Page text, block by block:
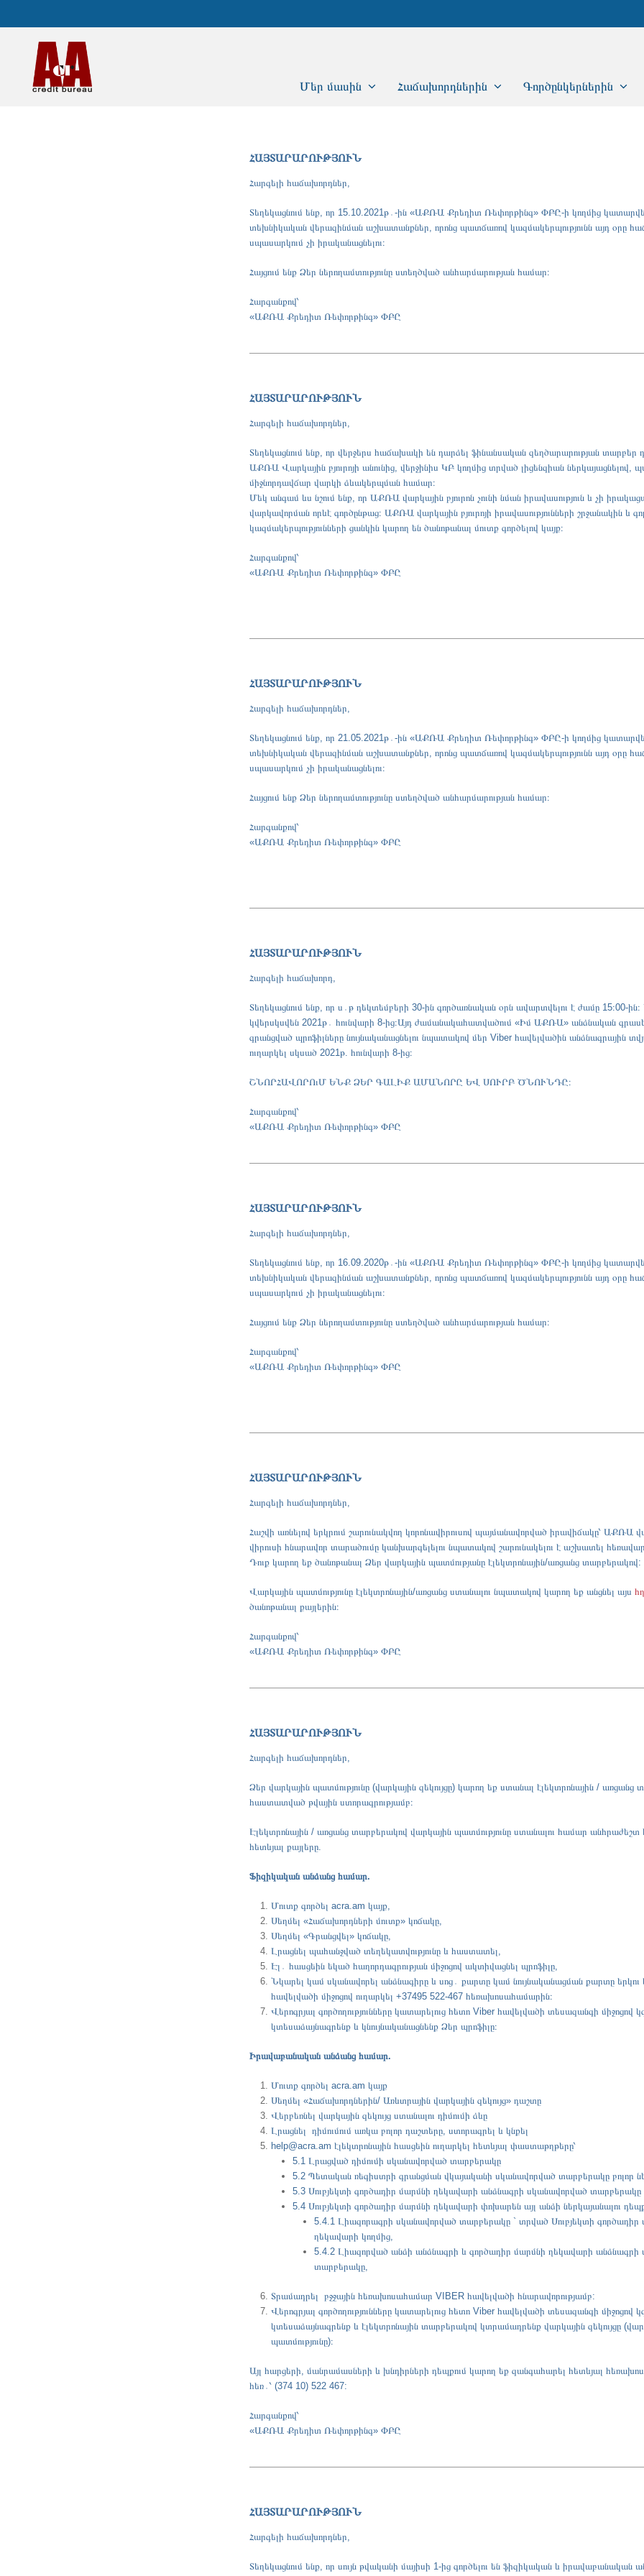
Մեր մասին Հաճախորդներին Գործընկերներին
ՀԱՅՏԱՐԱՐՈՒԹՅՈՒՆ
Հարգելի հաճախորդներ,
Տեղեկացնում ենք, որ 15.10.2021թ․-ին «ԱՔՌԱ Քրեդիտ Ռեփորթինգ» ՓԲԸ-ի կողմից
տեխնիկական վերազինման աշխատանքներ, որոնց պատճառով կազմակերպությունն այդ օրը
սպասարկում չի իրականացնելու։
Հայցում ենք Ձեր ներողամտությունը ստեղծված անհարմարության համար։
Հարգանքով՝
«ԱՔՌԱ Քրեդիտ Ռեփորթինգ» ՓԲԸ
ՀԱՅՏԱՐԱՐՈՒԹՅՈՒՆ
Հարգելի հաճախորդներ,
Տեղեկացնում ենք, որ վերջերս հաճախակի են դարձել ֆինանսական զեղծարարության տարբեր
ԱՔՌԱ Վարկային բյուրոյի անունից, վերջինիս ԿԲ կողմից տրված լիցենզիան ներկայացնելով,
միջնորդավճար վարկի ձևակերպման համար։
Մեկ անգամ ևս նշում ենք, որ ԱՔՌԱ վարկային բյուրոն չունի նման իրավասություն և չի
վարկավորման որևէ գործընթաց։ ԱՔՌԱ վարկային բյուրոյի իրավասությունների շրջանակին և
կազմակերպությունների ցանկին կարող են ծանոթանալ մուտք գործելովկայք։
Հարգանքով՝
«ԱՔՌԱ Քրեդիտ Ռեփորթինգ» ՓԲԸ
ՀԱՅՏԱՐԱՐՈՒԹՅՈՒՆ
Հարգելի հաճախորդներ,
Տեղեկացնում ենք, որ 21.05.2021թ․-ին «ԱՔՌԱ Քրեդիտ Ռեփորթինգ» ՓԲԸ-ի կողմից
տեխնիկական վերազինման աշխատանքներ, որոնց պատճառով կազմակերպությունն այդ օրը
սպասարկում չի իրականացնելու։
Հայցում ենք Ձեր ներողամտությունը ստեղծված անհարմարության համար։
Հարգանքով՝
«ԱՔՌԱ Քրեդիտ Ռեփորթինգ» ՓԲԸ
ՀԱՅՏԱՐԱՐՈՒԹՅՈՒՆ
Հարգելի հաճախորդ,
Տեղեկացնում ենք, որ ս․թ դեկտեմբերի 30-ին գործառնական օրն ավարտվելու է ժամը 15։00-
կվերսկսվեն 2021թ․ հունվարի 8-ից։Այդ ժամանակահատվածում «Իմ ԱՔՌԱ» անձնական
գրանցված պրոֆիլները նույնականացնելու նպատակով մեր Viber հավելվածին անձնագրային
ուղարկել սկսած 2021թ. հունվարի 8-ից։
ՇՆՈՐՀԱՎՈՐՈւՄ ԵՆՔ ՁԵՐ ԳԱԼԻՔ ԱՄԱՆՈՐԸ ԵՎ ՍՈՒՐԲ ԾՆՈՒՆԴԸ։
Հարգանքով՝
«ԱՔՌԱ Քրեդիտ Ռեփորթինգ» ՓԲԸ
ՀԱՅՏԱՐԱՐՈՒԹՅՈՒՆ
Հարգելի հաճախորդներ,
Տեղեկացնում ենք, որ 16.09.2020թ․-ին «ԱՔՌԱ Քրեդիտ Ռեփորթինգ» ՓԲԸ-ի կողմից
տեխնիկական վերազինման աշխատանքներ, որոնց պատճառով կազմակերպությունն այդ օրը
սպասարկում չի իրականացնելու։
Հայցում ենք Ձեր ներողամտությունը ստեղծված անհարմարության համար։
Հարգանքով՝
«ԱՔՌԱ Քրեդիտ Ռեփորթինգ» ՓԲԸ
ՀԱՅՏԱՐԱՐՈՒԹՅՈՒՆ
Հարգելի հաճախորդներ,
Հաշվի առնելով երկրում շարունակվող կորոնավիրուսով պայմանավորված իրավիճակը՝ ԱՔՌԱ
վիրուսի հնարավոր տարածումը կանխարգելելու նպատակով շարունակելու է աշխատել
Դուք կարող եք ծանոթանալ Ձեր վարկային պատմությանը էլեկտրոնային/առցանց տարբերակով:
Վարկային պատմությունը էլեկտրոնային/առցանց ստանալու նպատակով կարող եք անցնել այս
ծանոթանալ քայլերին։
Հարգանքով՝
«ԱՔՌԱ Քրեդիտ Ռեփորթինգ» ՓԲԸ
ՀԱՅՏԱՐԱՐՈՒԹՅՈՒՆ
Հարգելի հաճախորդներ,
Ձեր վարկային պատմությունը (վարկային զեկույցը) կարող եք ստանալ էլեկտրոնային / առցանց
հաստատված թվային ստորագրությամբ։
Էլեկտրոնային / առցանց տարբերակով վարկային պատմությունը ստանալու համար անհրաժեշտ
հետևյալ քայլերը.
Ֆիզիկական անձանց համար.
Մուտք գործելacra.am կայք,
Սեղմել «Հաճախորդների մուտք» կոճակը,
Սեղմել «Գրանցվել» կոճակը,
Լրացնել պահանջված տեղեկատվությունը և հաստատել,
Էլ․ հասցեին եկած հաղորդագրության միջոցով ակտիվացնել պրոֆիլը,
Նկարել կամ սկանավորել անձնագիրը և սոց․ քարտը կամ նույնականացման քարտը երկու
հավելվածի միջոցով ուղարկել +37495 522-467 հեռախոսահամարին։
Վերոգրյալ գործողությունները կատարելուց հետո Viber հավելվածի տեսազանգի միջոցով
կտեսաձայնագրենք և կնույնականացնենք Ձեր պրոֆիլը։
Իրավաբանական անձանց համար.
Մուտք գործելacra.am կայք
Սեղմել «Հաճախորդներին/ Առևտրային վարկային­ զեկույց» դաշտը
Վերբեռնել վարկային զեկույց ստանալու դիմումի ձևը
Լրացնել դիմումում առկա բոլոր դաշտերը, ստորագրել և կնքել
help@acra.am էլեկտրոնային հասցեին ուղարկել հետևյալ փաստաթղթերը՝
5.1 Լրացված դիմումի սկանավորված տարբերակը
5.2 Պետական ռեգիստրի գրանցման վկայականի սկանավորված տարբերակը բոլոր
5.3 Սուբյեկտի գործադիր մարմնի ղեկավարի անձնագրի սկանավորված տարբերակը
5.4 Սուբյեկտի գործադիր մարմնի ղեկավարի փոխարեն այլ անձի ներկայանալու
5.4.1 Լիազորագրի սկանավորված տարբերակը ` տրված Սուբյեկտի գործադիր
ղեկավարի կողմից,
5.4.2 Լիազորված անձի անձնագրի և գործադիր մարմնի ղեկավարի անձնագրի
տարբերակը,
Տրամադրել բջջային հեռախոսահամար VIBER հավելվածի հնարավորությամբ:
Վերոգրյալ գործողությունները կատարելուց հետո Viber հավելվածի տեսազանգի միջոցով
կտեսաձայնագրենք և էլեկտրոնային տարբերակով կտրամադրենք վարկային զեկույցը
պատմությունը)։
Այլ հարցերի, մանրամասների և խնդիրների դեպքում կարող եք զանգահարել հետևյալ
հեռ․՝ (374 10) 522 467:
Հարգանքով՝
«ԱՔՌԱ Քրեդիտ Ռեփորթինգ» ՓԲԸ
ՀԱՅՏԱՐԱՐՈՒԹՅՈՒՆ
Հարգելի հաճախորդներ,
Տեղեկացնում ենք, որ սույն թվականի մայիսի 1-ից գործելու են ֆիզիկական և իրավաբանական